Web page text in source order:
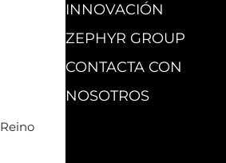
INNOVACIÓN
ZEPHYR GROUP
CONTACTA CON
NOSOTROS